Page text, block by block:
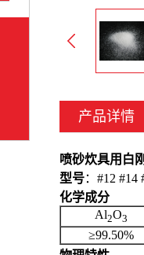
产品详情
喷砂炊具用白
型号：#12 #14
化学成分
Al2O3
≥99.50%